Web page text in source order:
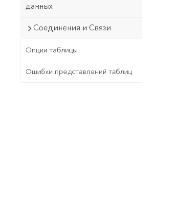
данных
Соединения и Связи
Опции таблицы
Ошибки представлений таблиц